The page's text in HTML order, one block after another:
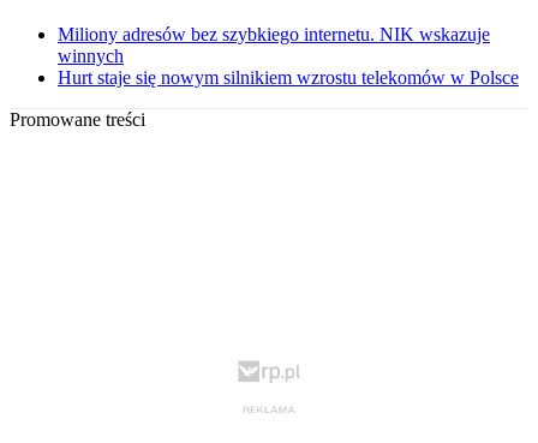
Miliony adresów bez szybkiego internetu. NIK wskazuje
winnych
Hurt staje się nowym silnikiem wzrostu telekomów w Polsce
Promowane treści